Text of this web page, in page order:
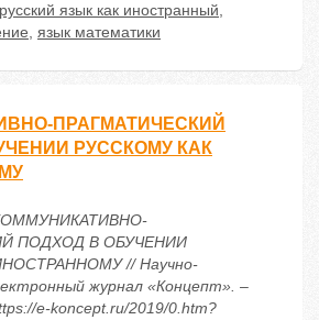
русский язык как иностранный,
, язык математики
ПРАГМАТИЧЕСКИЙ
РУССКОМУ КАК
ПОДХОД В ОБУЧЕНИИ
// Научно-
журнал «Концепт». –
e-koncept.ru/2019/0.htm?